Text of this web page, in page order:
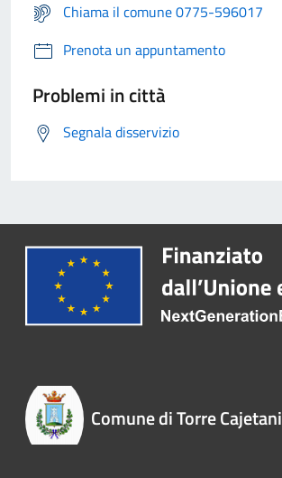
Chiama il comune 0775-596017
Prenota un appuntamento
Problemi in città
Segnala disservizio
Comune di Torre Cajetani